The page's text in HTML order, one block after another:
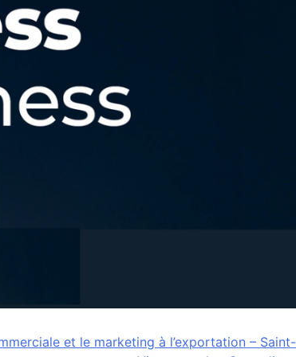
et le marketing à l’exportation – Saint-